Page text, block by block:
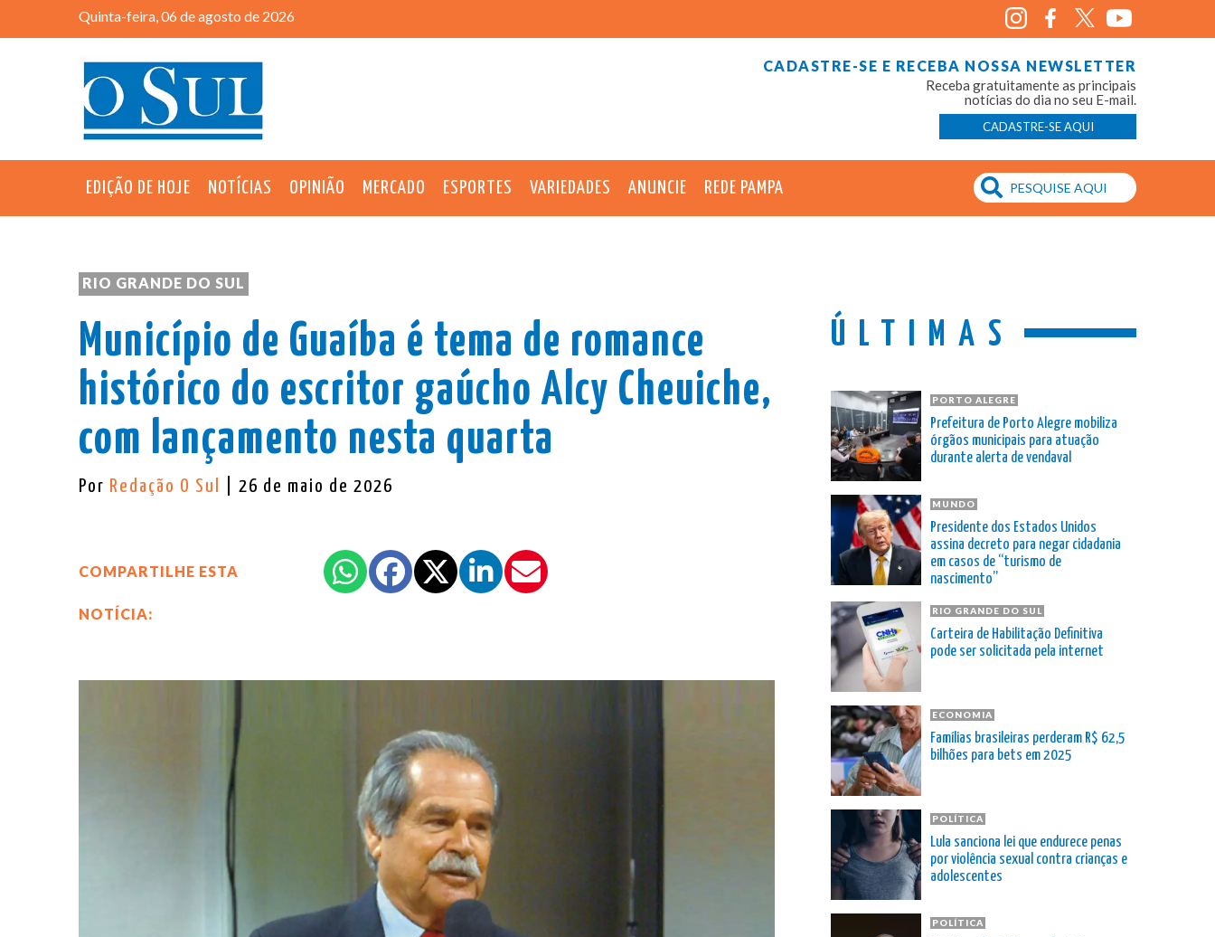
Quinta-feira, 06 de agosto de 2026
CADASTRE-SE E RECEBA NOSSA NEWSLETTER
Receba gratuitamente as principais
notícias do dia no seu E-mail.
CADASTRE-SE AQUI
EDIÇÃO DE HOJE NOTÍCIAS OPINIÃO MERCADO ESPORTES VARIEDADES ANUNCIE REDE PAMPA
RIO GRANDE DO SUL
Município de Guaíba é tema de romance
histórico do escritor gaúcho Alcy Cheuiche,
com lançamento nesta quarta
Por Redação O Sul | 26 de maio de 2026
COMPARTILHE ESTA
NOTÍCIA:
ÚLTIMAS
PORTO ALEGRE
Prefeitura de Porto Alegre mobiliza
órgãos municipais para atuação
durante alerta de vendaval
MUNDO
Presidente dos Estados Unidos
assina decreto para negar cidadania
em casos de “turismo de
nascimento”
RIO GRANDE DO SUL
Carteira de Habilitação Definitiva
pode ser solicitada pela internet
ECONOMIA
Famílias brasileiras perderam R$ 62,5
bilhões para bets em 2025
POLÍTICA
Lula sanciona lei que endurece penas
por violência sexual contra crianças e
adolescentes
POLÍTICA